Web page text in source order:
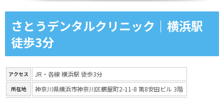
さとうデンタルクリニック｜横浜駅
徒歩3分
アクセス JR・各線 横浜駅 徒歩3分
所在地 神奈川県横浜市神奈川区鶴屋町2-11-8 第8安田ビル 3階